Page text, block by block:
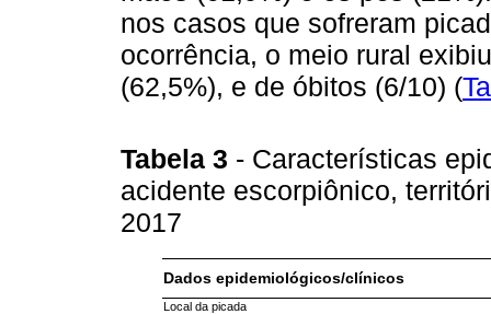
nos casos que sofreram
ocorrência, o meio rural
(62,5%), e de óbitos (6/10) (
Tabela 3 - Características
acidente escorpiônico,
2017
Dados epidemiológicos/clínicos
Local da picada